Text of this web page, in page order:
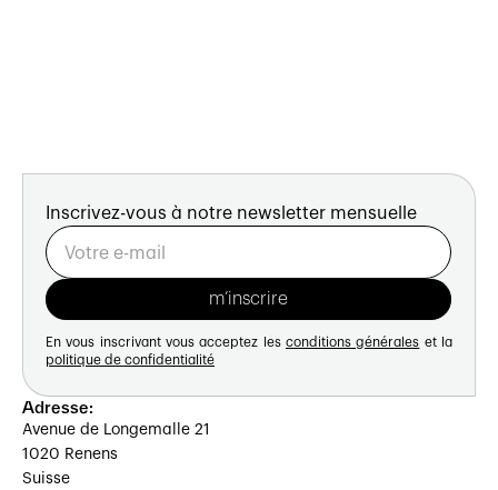
Inscrivez-vous à notre newsletter mensuelle
En vous inscrivant vous acceptez les conditions générales et la
politique de confidentialité
Adresse:
Avenue de Longemalle 21
1020 Renens
Suisse